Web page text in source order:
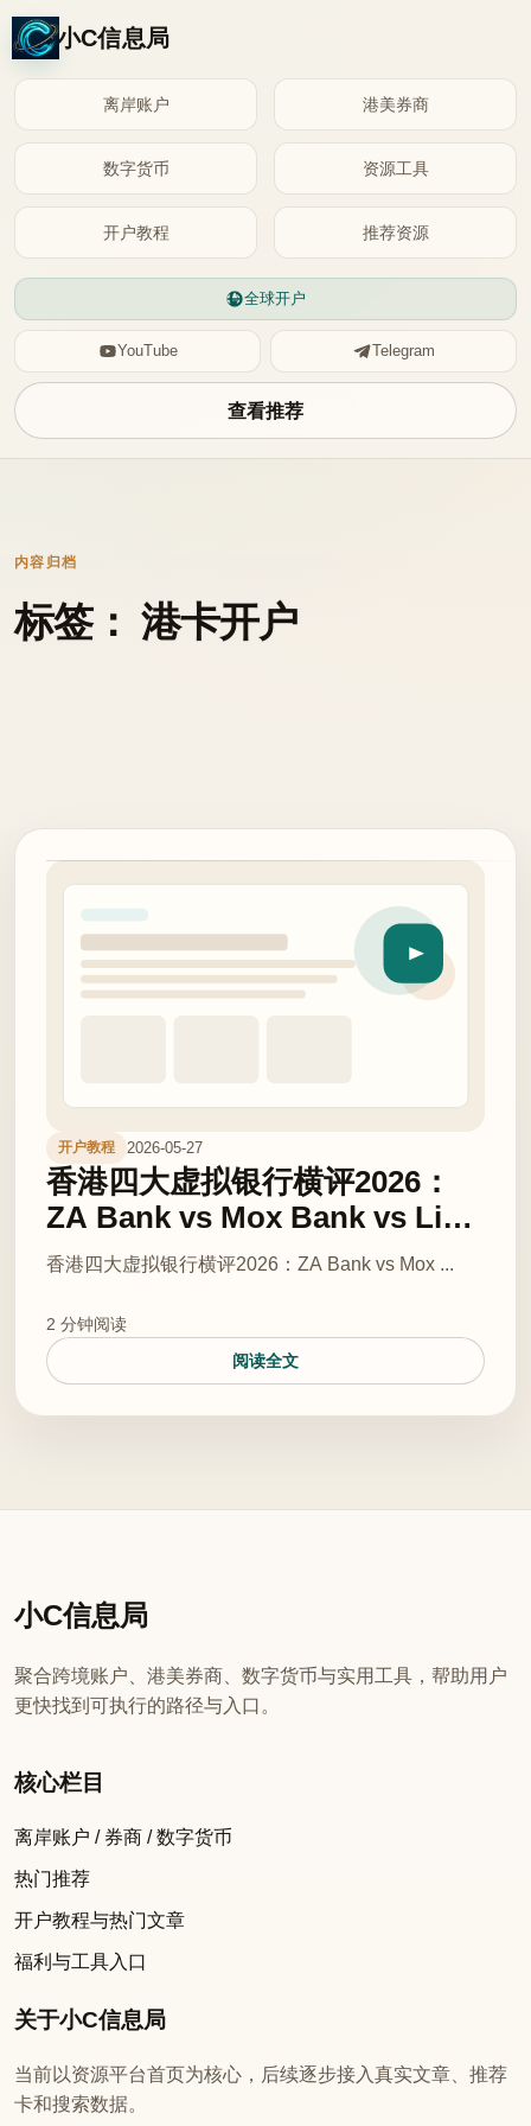
小C信息局
离岸账户 港美券商
数字货币 资源工具
开户教程 推荐资源
全球开户
YouTube Telegram
查看推荐
内容归档
标签： 港卡开户
开户教程 2026-05-27
香港四大虚拟银行横评2026：
ZA Bank vs Mox Bank vs Livi
Bank vs Ant Bank — 谁最适合
香港四大虚拟银行横评2026：ZA Bank vs Mox ...
2 分钟阅读
阅读全文
小C信息局
聚合跨境账户、港美券商、数字货币与实用工具，帮助用户
更快找到可执行的路径与入口。
核心栏目
离岸账户 / 券商 / 数字货币
热门推荐
开户教程与热门文章
福利与工具入口
关于小C信息局
当前以资源平台首页为核心，后续逐步接入真实文章、推荐
卡和搜索数据。